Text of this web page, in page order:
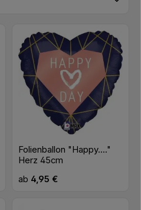
Folienballon "Happy...."
Herz 45cm
Regulärer Preis:
ab 4,95 €